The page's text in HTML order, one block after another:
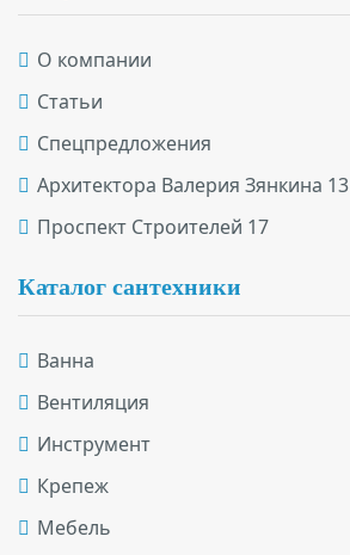
О компании
Статьи
Спецпредложения
Архитектора Валерия Зянкина 13
Проспект Строителей 17
Каталог сантехники
Ванна
Вентиляция
Инструмент
Крепеж
Мебель